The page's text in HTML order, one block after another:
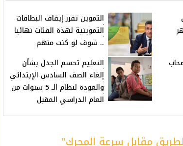
التموين تقرر إيقاف البطاقات
التموينية لهذة الفئات نهائيا
.. شوف لو كنت منهم
التعليم تحسم الجدل بشأن
إلغاء الصف السادس الإبتدائي
والعودة لنظام الـ 5 سنوات من
العام الدراسي المقبل
مقابل سرعة المحرك"